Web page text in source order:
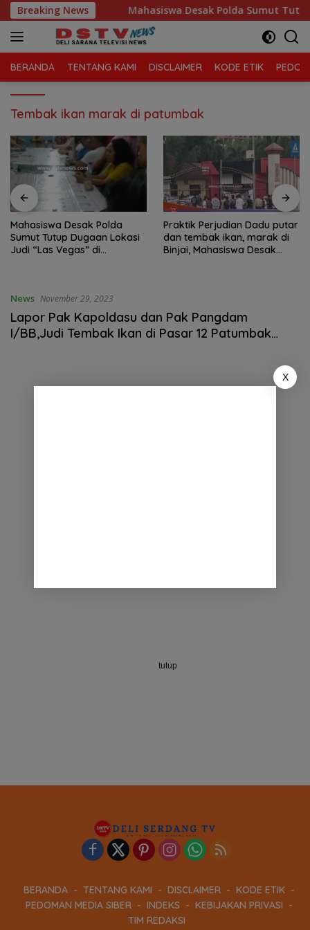
Langsung
ke
konten
Breaking News
Sampah Mahasiswa Desak Polda Sumut Tutup
BERANDA TENTANG KAMI DISCLAIMER KODE ETIK
Tembak ikan marak di patumbak
Mahasiswa Desak Polda
Sumut Tutup Dugaan Lokasi
Judi “Las Vegas” di
Praktik Perjudian Dadu putar
dan tembak ikan, marak di
Binjai, Mahasiswa Desak
News November 29, 2023
Lapor Pak Kapoldasu dan Pak Pangdam
I/BB,Judi Tembak Ikan di Pasar 12 Patumbak
BERANDA TENTANG KAMI DISCLAIMER
KODE ETIK
PEDOMAN MEDIA SIBER
INDEKS
KEBIJAKAN PRIVASI
TIM REDAKSI
tutup
X